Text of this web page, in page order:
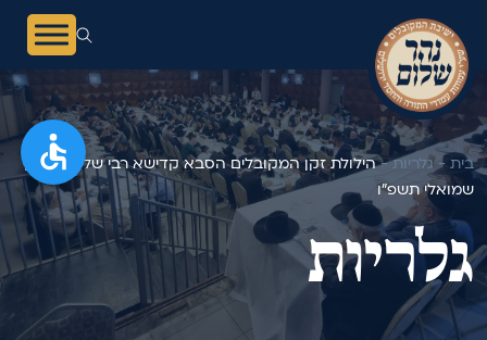
בית - גלריות -הילולת זקן המקובלים הסבא קדישא רבי שלום אהרון
שמואלי תשפ"ו
גלריות